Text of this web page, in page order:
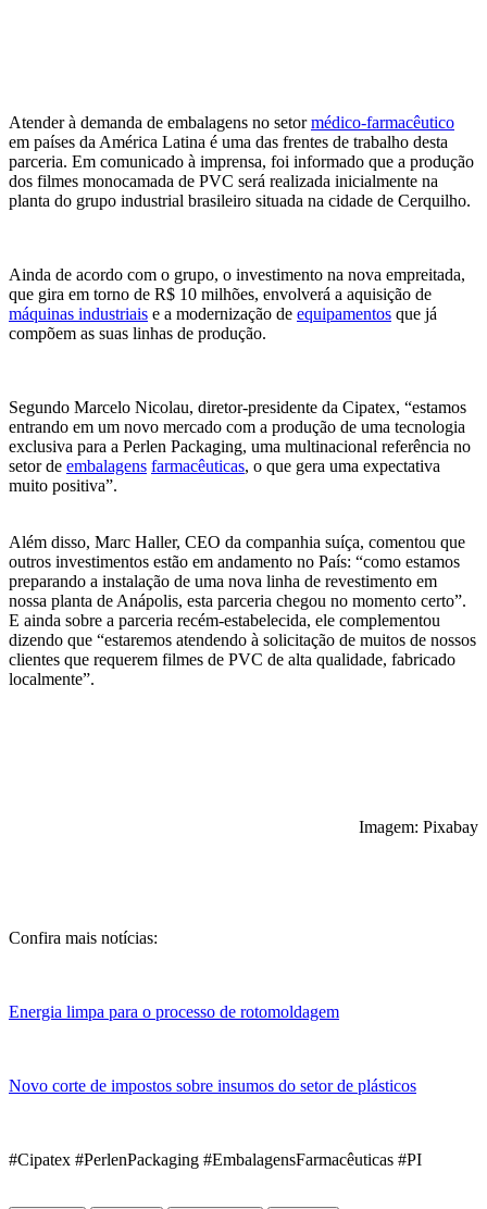
Atender à demanda de embalagens no setormédico-farmacêutico
em países da América Latina é uma das frentes de trabalho desta
parceria. Em comunicado à imprensa, foi informado que a produção
dos filmes monocamada de PVC será realizada inicialmente na
planta do grupo industrial brasileiro situada na cidade de Cerquilho.
Ainda de acordo com o grupo, o investimento na nova empreitada,
que gira em torno de R$ 10 milhões, envolverá a aquisição de
máquinas industriais e a modernização de equipamentos que já
compõem as suas linhas de produção.
Segundo Marcelo Nicolau, diretor-presidente da Cipatex, “estamos
entrando em um novo mercado com a produção de uma tecnologia
exclusiva para a Perlen Packaging, uma multinacional referência no
setor de embalagens farmacêuticas, o que gera uma expectativa
muito positiva”.
Além disso, Marc Haller, CEO da companhia suíça, comentou que
outros investimentos estão em andamento no País: “como estamos
preparando a instalação de uma nova linha de revestimento em
nossa planta de Anápolis, esta parceria chegou no momento certo”.
E ainda sobre a parceria recém-estabelecida, ele complementou
dizendo que “estaremos atendendo à solicitação de muitos de nossos
clientes que requerem filmes de PVC de alta qualidade, fabricado
localmente”.
Imagem: Pixabay
Confira mais notícias:
Energia limpa para o processo de rotomoldagem
Novo corte de impostos sobre insumos do setor de plásticos
#Cipatex #PerlenPackaging #EmbalagensFarmacêuticas #PI